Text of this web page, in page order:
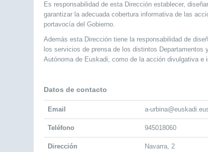
Es responsabilidad de esta Dirección establecer,
garantizar la adecuada cobertura informativa de las
portavocía del Gobierno.
Además esta Dirección tiene la responsabilidad de
los ser­vicios de prensa de los distintos Departamentos
Autónoma de Euskadi, como de la acción divulgativa
Datos de contacto
Email a-
Teléfono 945018060
Dirección
Navarra, 2